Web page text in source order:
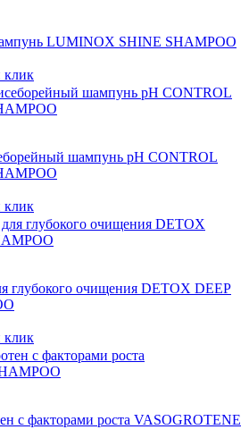
LUMINOX SHINE SHAMPOO
клик
шампунь pH CONTROL
клик
глубокого очищения DETOX DEEP
клик
с факторами роста VASOGROTENE